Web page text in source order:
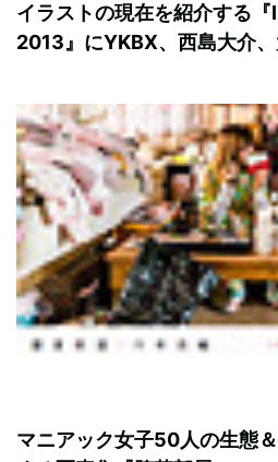
イラストの現在を紹介する
2013』にYKBX、西島大介
マニアック女子50人の生態